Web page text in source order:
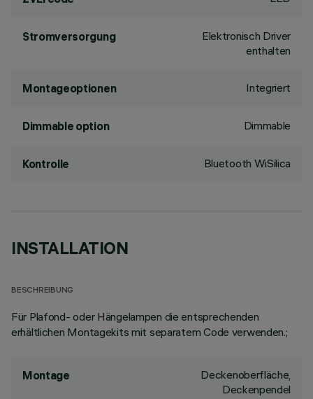
Stromversorgung
Elektronisch Driver
enthalten
Montageoptionen Integriert
Dimmable option Dimmable
Kontrolle Bluetooth WiSilica
INSTALLATION
BESCHREIBUNG
Für Plafond- oder Hängelampen die entsprechenden
erhältlichen Montagekits mit separatem Code verwenden.;
Montage
Deckenoberfläche,
Deckenpendel